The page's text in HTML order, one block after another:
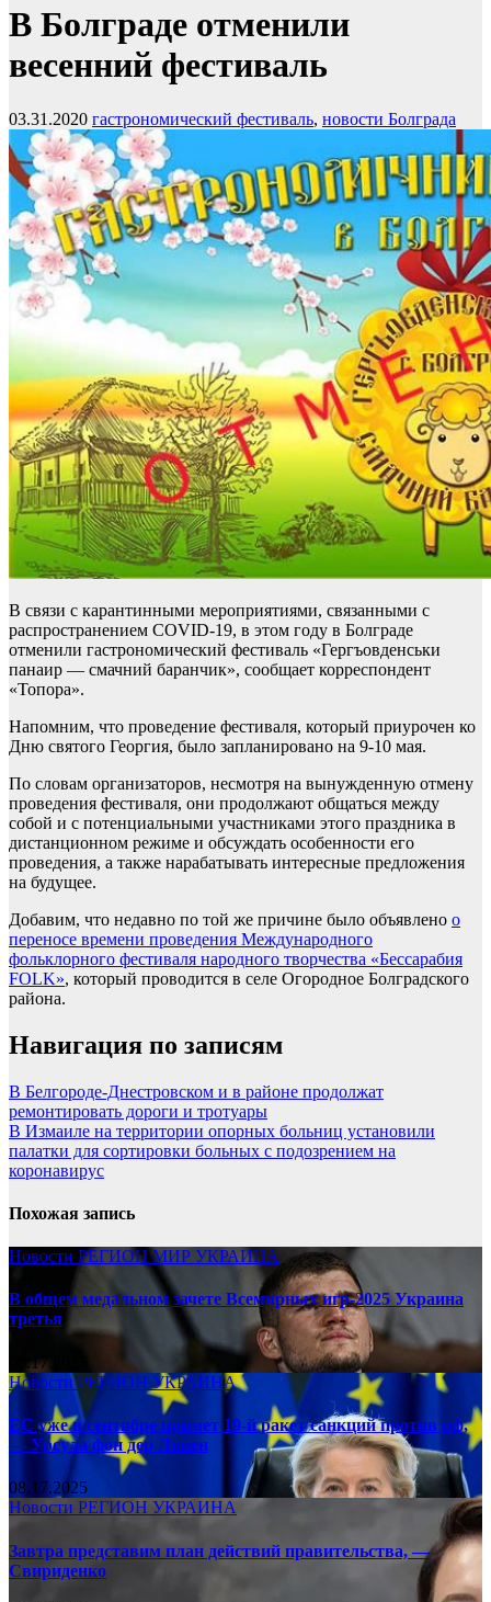
В Болграде отменили
весенний фестиваль
03.31.2020 гастрономический фестиваль, новости Болграда
В связи с карантинными мероприятиями, связанными с
распространением COVID-19, в этом году в Болграде
отменили гастрономический фестиваль «Гергъовденськи
панаир — смачний баранчик», сообщает корреспондент
«Топора».
Напомним, что проведение фестиваля, который приурочен ко
Дню святого Георгия, было запланировано на 9-10 мая.
По словам организаторов, несмотря на вынужденную отмену
проведения фестиваля, они продолжают общаться между
собой и с потенциальными участниками этого праздника в
дистанционном режиме и обсуждать особенности его
проведения, а также нарабатывать интересные предложения
на будущее.
Добавим, что недавно по той же причине было объявлено о
переносе времени проведения Международного
фольклорного фестиваля народного творчества «Бессарабия
FOLK», который проводится в селе Огородное Болградского
района.
Навигация по записям
В Белгороде-Днестровском и в районе продолжат
ремонтировать дороги и тротуары
В Измаиле на территории опорных больниц установили
палатки для сортировки больных с подозрением на
коронавирус
Похожая запись
Новости РЕГИОНМИР УКРАИНА
В общем медальном зачете Всемирных игр-2025 Украина
третья
08.17.2025
НовостиРЕГИОНУКРАИНА
ЕС уже в сентябре примет 19-й ракет санкций против рф,
— Урсула фон дер Ляйен
08.17.2025
Новости РЕГИОН УКРАИНА
Завтра представим план действий правительства, —
Свириденко